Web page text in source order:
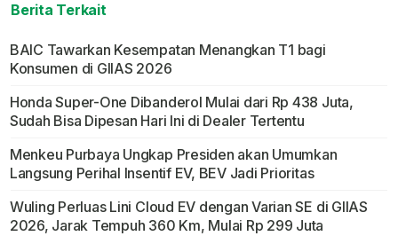
Berita Terkait
BAIC Tawarkan Kesempatan Menangkan T1 bagi
Konsumen di GIIAS 2026
Honda Super-One Dibanderol Mulai dari Rp 438 Juta,
Sudah Bisa Dipesan Hari Ini di Dealer Tertentu
Menkeu Purbaya Ungkap Presiden akan Umumkan
Langsung Perihal Insentif EV, BEV Jadi Prioritas
Wuling Perluas Lini Cloud EV dengan Varian SE di GIIAS
2026, Jarak Tempuh 360 Km, Mulai Rp 299 Juta